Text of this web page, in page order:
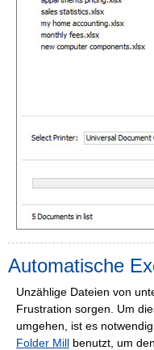
Automatische
Unzählige Dateien von
Frustration sorgen. Um
umgehen, ist es
Folder Mill benutzt, um